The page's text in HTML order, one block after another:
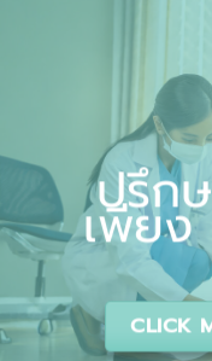
ปรึก
เพียง
CLICK